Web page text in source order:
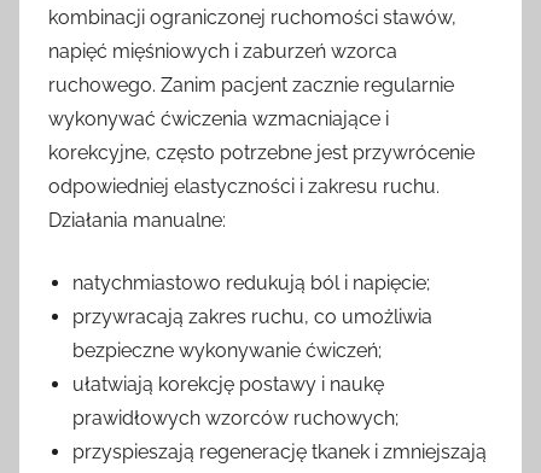
kombinacji ograniczonej ruchomości stawów,
napięć mięśniowych i zaburzeń wzorca
ruchowego. Zanim pacjent zacznie regularnie
wykonywać ćwiczenia wzmacniające i
korekcyjne, często potrzebne jest przywrócenie
odpowiedniej elastyczności i zakresu ruchu.
Działania manualne:
natychmiastowo redukują ból i napięcie;
przywracają zakres ruchu, co umożliwia
bezpieczne wykonywanie ćwiczeń;
ułatwiają korekcję postawy i naukę
prawidłowych wzorców ruchowych;
przyspieszają regenerację tkanek i zmniejszają